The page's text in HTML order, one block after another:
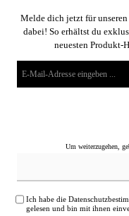
Melde dich jetzt für
dabei! So erhältst du
neuesten Produkt-
Um weiterzugehen,
Ich habe die
gelesen und bin mit ihnen